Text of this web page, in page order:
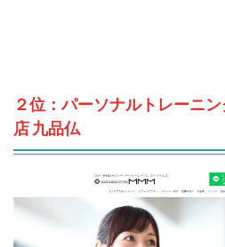
２位：パーソナルトレーニ
店 九品仏